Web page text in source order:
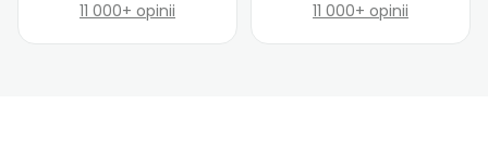
11 000+ opinii 11 000+ opinii